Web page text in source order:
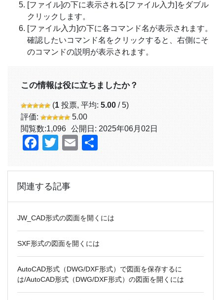
[ファイル]の下に表示される[ファイル入力]をダブル
クリックします。
[ファイル入力]の下に各コマンド名が表示されます。
確認したいコマンド名をクリックすると、右側にそ
のコマンドの説明が表示されます。
この情報は役に立ちましたか？
(1 投票, 平均: 5.00 / 5)
評価:
5.00
閲覧数:1,096 公開日: 2025年06月02日
Facebook
TwitterEmail
関連する記事
JW_CAD形式の図面を開くには
SXF形式の図面を開くには
AutoCAD形式（DWG/DXF形式）で図面を保存するに
は/AutoCAD形式（DWG/DXF形式）の図面を開くには